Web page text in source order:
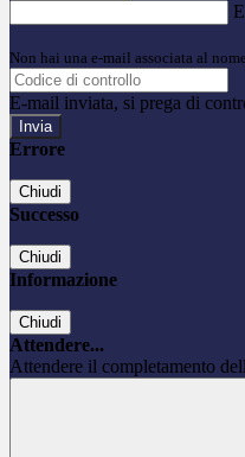
Non hai una e-mail associata al
E-mail inviata, si prega di
Errore
Chiudi
Successo
Chiudi
Informazione
Chiudi
Attendere...
Attendere il completamento